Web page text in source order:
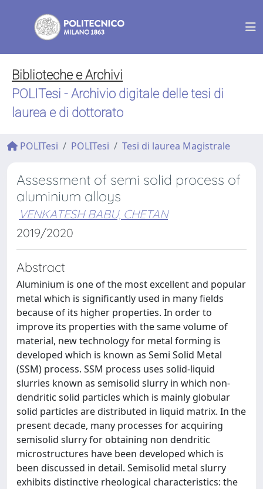
Biblioteche e Archivi
POLITesi - Archivio digitale delle tesi di
laurea e di dottorato
POLITesi POLITesi Tesi di laurea Magistrale
Assessment of semi solid process of
aluminium alloys
VENKATESH BABU, CHETAN
2019/2020
Abstract
Aluminium is one of the most excellent and popular
metal which is significantly used in many fields
because of its higher properties. In order to
improve its properties with the same volume of
material, new technology for metal forming is
developed which is known as Semi Solid Metal
(SSM) process. SSM process uses solid-liquid
slurries known as semisolid slurry in which non-
dendritic solid particles which is mainly globular
solid particles are distributed in liquid matrix. In the
present decade, many processes for acquiring
semisolid slurry for obtaining non dendritic
microstructures have been developed which is
been discussed in detail. Semisolid metal slurry
exhibits distinctive rheological characteristics: the